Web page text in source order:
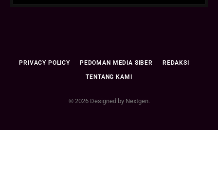
PRIVACY POLICY PEDOMAN MEDIA SIBER REDAKSI
TENTANG KAMI
© 2026 Designed by Nextgen.